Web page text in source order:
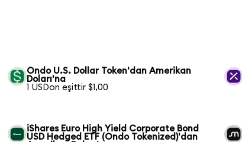
Ondo U.S. Dollar Token'dan Amerikan
Doları'na
1 USDon eşittir $1,00
iShares Euro High Yield Corporate Bond
USD Hedged ETF (Ondo Tokenized)'dan